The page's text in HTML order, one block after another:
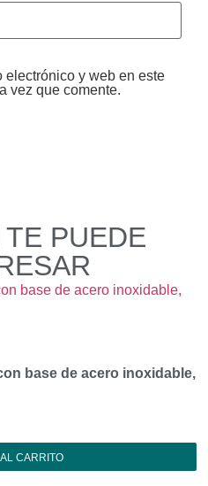
electrónico y web en este
vez que comente.
PUEDE
base de acero inoxidable,
CARRITO